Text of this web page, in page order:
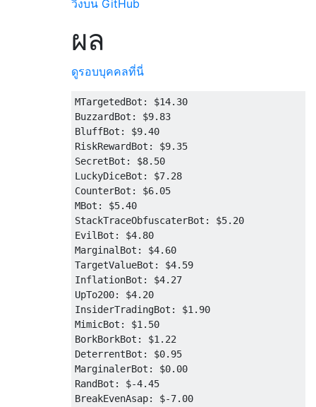
วิ่งบน GitHub
ผล
ดูรอบบุคคลที่นี่
MTargetedBot: $14.30
BuzzardBot: $9.83
BluffBot: $9.40
RiskRewardBot: $9.35
SecretBot: $8.50
LuckyDiceBot: $7.28
CounterBot: $6.05
MBot: $5.40
StackTraceObfuscaterBot: $5.20
EvilBot: $4.80
MarginalBot: $4.60
TargetValueBot: $4.59
InflationBot: $4.27
UpTo200: $4.20
InsiderTradingBot: $1.90
MimicBot: $1.50
BorkBorkBot: $1.22
DeterrentBot: $0.95
MarginalerBot: $0.00
RandBot: $-4.45
BreakEvenAsap: $-7.00